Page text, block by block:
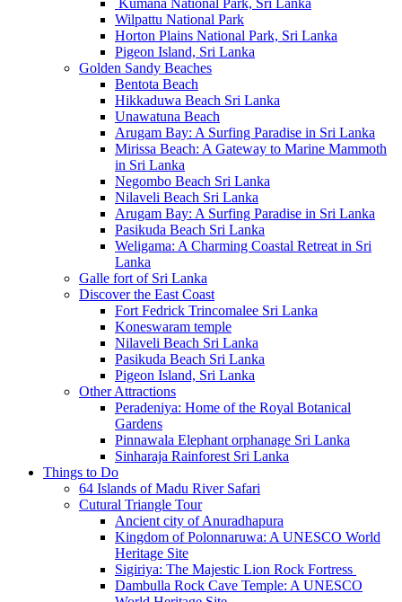
Kumana National Park, Sri Lanka
Wilpattu National Park
Horton Plains National Park, Sri Lanka
Pigeon Island, Sri Lanka
Golden Sandy Beaches
Bentota Beach
Hikkaduwa Beach Sri Lanka
Unawatuna Beach
Arugam Bay: A Surfing Paradise in Sri Lanka
Mirissa Beach: A Gateway to Marine Mammoth
in Sri Lanka
Negombo Beach Sri Lanka
Nilaveli Beach Sri Lanka
Arugam Bay: A Surfing Paradise in Sri Lanka
Pasikuda Beach Sri Lanka
Weligama: A Charming Coastal Retreat in Sri
Lanka
Galle fort of Sri Lanka
Discover the East Coast
Fort Fedrick Trincomalee Sri Lanka
Koneswaram temple
Nilaveli Beach Sri Lanka
Pasikuda Beach Sri Lanka
Pigeon Island, Sri Lanka
Other Attractions
Peradeniya: Home of the Royal Botanical
Gardens
Pinnawala Elephant orphanage Sri Lanka
Sinharaja Rainforest Sri Lanka
Things to Do
64 Islands of Madu River Safari
Cutural Triangle Tour
Ancient city of Anuradhapura
Kingdom of Polonnaruwa: A UNESCO World
Heritage Site
Sigiriya: The Majestic Lion Rock Fortress
Dambulla Rock Cave Temple: A UNESCO